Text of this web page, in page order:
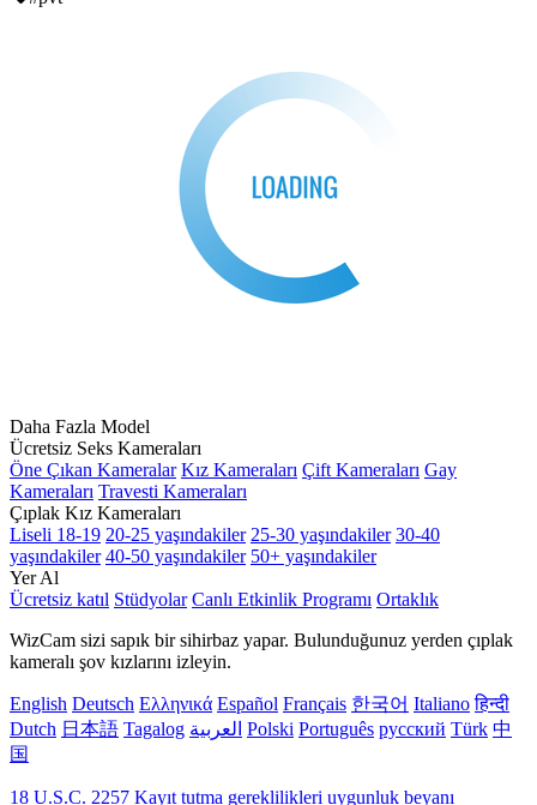
Daha Fazla Model
Ücretsiz Seks Kameraları
Öne Çıkan Kameralar Kız Kameraları Çift Kameraları Gay
Kameraları Travesti Kameraları
Çıplak Kız Kameraları
Liseli 18-19 20-25 yaşındakiler 25-30 yaşındakiler 30-40
yaşındakiler 40-50 yaşındakiler 50+ yaşındakiler
Yer Al
Ücretsiz katıl Stüdyolar Canlı Etkinlik Programı Ortaklık
WizCam sizi sapık bir sihirbaz yapar. Bulunduğunuz yerden çıplak
kameralı şov kızlarını izleyin.
English Deutsch Ελληνικά Español Français 한국어 Italiano हिन्दी
Dutch 日本語 Tagalog العربية Polski Português русский Türk 中
国
18 U.S.C. 2257 Kayıt tutma gereklilikleri uygunluk beyanı